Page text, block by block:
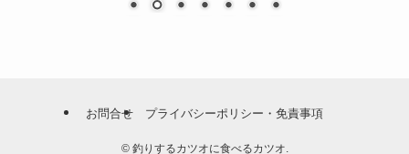
お問合せ プライバシーポリシー・免責事項
©釣りするカツオに食べるカツオ.